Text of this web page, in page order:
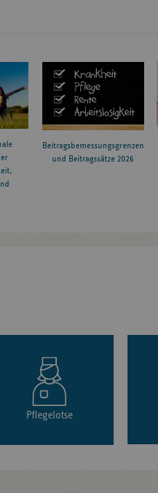
Beitragsbemessungsgrenzen
und Beitragssätze 2026
Pflegelotse